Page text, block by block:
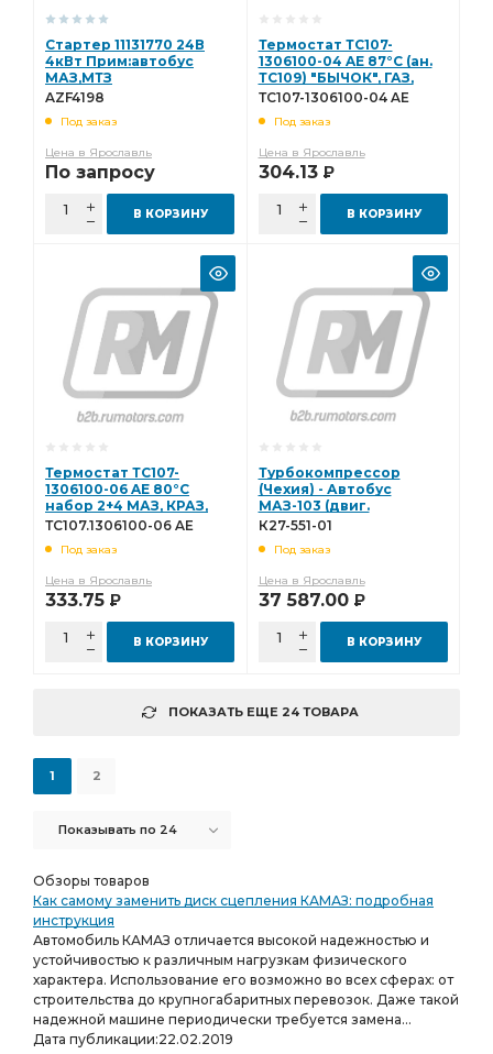
Стартер 11131770 24В
4кВт Прим:автобус
МАЗ,МТЗ
3022,двигатели DEUTZ
BF4L2012,BF6L914,BF6M10
AZF4198
Под заказ
Цена в Ярославль
По запросу
В КОРЗИНУ
Термостат ТС107-
1306100-04 AE 87°C (ан.
ТС109) "БЫЧОК", ГАЗ,
МАЗ, КАВЗ, автобусы
ТС107-1306100-04 AE
ТС107-1306100-04 AE
Под заказ
Цена в Ярославль
304.13 Р
В КОРЗИНУ
Термостат ТС107-
1306100-06 AE 80°C
набор 2+4 МАЗ, КРАЗ,
УРАЛ, автобусы МАЗ,
двиг.AVTOELECTRICA
ТС107.1306100-06 AE
Под заказ
Цена в Ярославль
333.75 Р
В КОРЗИНУ
Турбокомпрессор
(Чехия) - Автобус
МАЗ-103 (двиг.
Д-260.5Е2) (с клапаном)
К27-551-01
Под заказ
Цена в Ярославль
37 587.00 Р
В КОРЗИНУ
ПОКАЗАТЬ ЕЩЕ 24 ТОВАРА
Показывать по 24
1 2
Обзоры товаров
Как самому заменить диск сцепления КАМАЗ: подробная
инструкция
Автомобиль КАМАЗ отличается высокой надежностью и
устойчивостью к различным нагрузкам физического
характера. Использование его возможно во всех сферах: от
строительства до крупногабаритных перевозок. Даже такой
надежной машине периодически требуется замена...
Дата публикации:22.02.2019